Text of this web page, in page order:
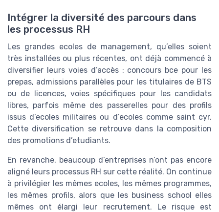
Intégrer la diversité des parcours dans
les processus RH
Les grandes ecoles de management, qu’elles soient
très installées ou plus récentes, ont déjà commencé à
diversifier leurs voies d’accès : concours bce pour les
prepas, admissions parallèles pour les titulaires de BTS
ou de licences, voies spécifiques pour les candidats
libres, parfois même des passerelles pour des profils
issus d’ecoles militaires ou d’ecoles comme saint cyr.
Cette diversification se retrouve dans la composition
des promotions d’etudiants.
En revanche, beaucoup d’entreprises n’ont pas encore
aligné leurs processus RH sur cette réalité. On continue
à privilégier les mêmes ecoles, les mêmes programmes,
les mêmes profils, alors que les business school elles
mêmes ont élargi leur recrutement. Le risque est